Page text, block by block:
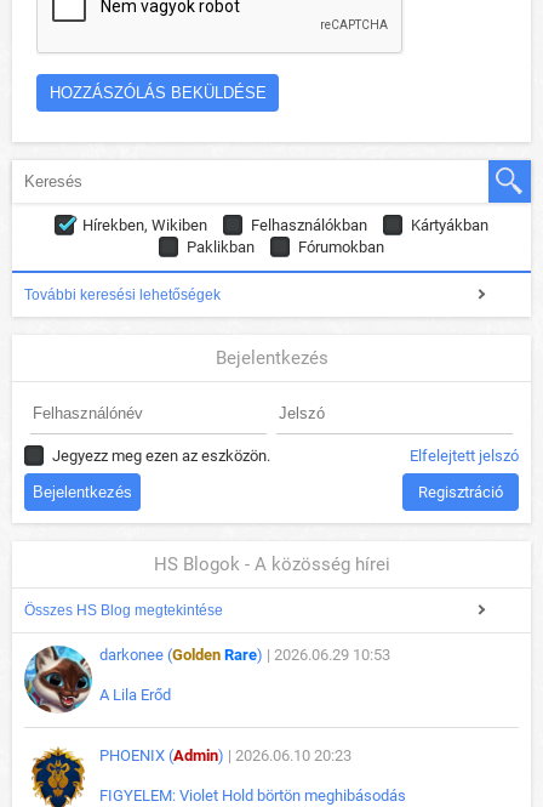
Hírekben, Wikiben Felhasználókban
Kártyákban
Paklikban
Fórumokban
További keresési lehetőségek
Bejelentkezés
Jegyezz meg ezen az eszközön. Elfelejtett jelszó
Regisztráció
HS Blogok - A közösség hírei
Összes HS Blog megtekintése
darkonee (Golden Rare) | 2026.06.29 10:53
A Lila Erőd
PHOENIX (Admin) | 2026.06.10 20:23
FIGYELEM: Violet Hold börtön meghibásodás